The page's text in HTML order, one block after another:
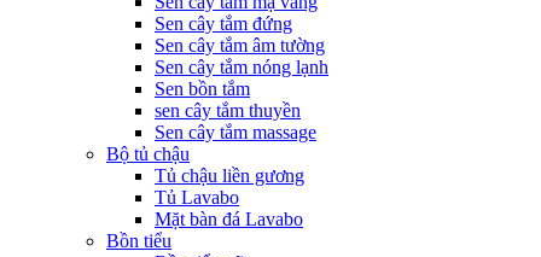
Sen cây tắm đứng
Sen cây tắm âm tường
Sen cây tắm nóng lạnh
Sen bồn tắm
sen cây tắm thuyền
Sen cây tắm massage
Bộ tủ chậu
Tủ chậu liền gương
Tủ Lavabo
Mặt bàn đá Lavabo
Bồn tiểu